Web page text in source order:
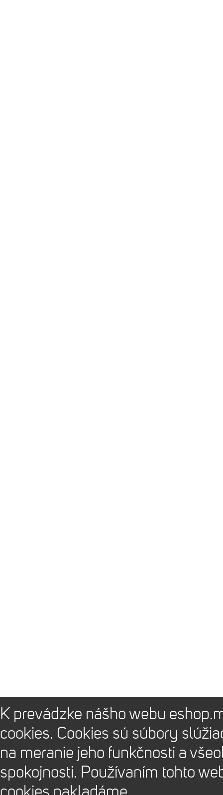
K prevádzke nášho webu
cookies. Cookies sú súbory
na meranie jeho funkčnosti a
spokojnosti. Používaním tohto